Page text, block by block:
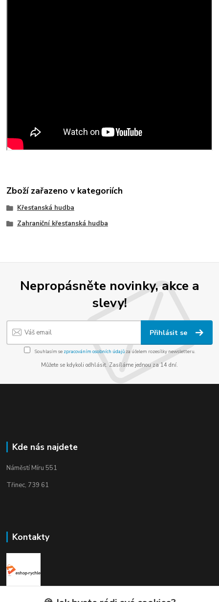
Zboží zařazeno v kategoriích
Křesťanská hudba
Zahraniční křesťanská hudba
Nepropásněte novinky, akce a
slevy!
Přihlásit se
Souhlasím se zpracováním osobních údajůza účelem rozesílky newsletteru.
Můžete se kdykoli odhlásit. Zasíláme jednou za 14 dní.
Kde nás najdete
Náměstí Míru 551
Třinec, 739 61
Kontakty